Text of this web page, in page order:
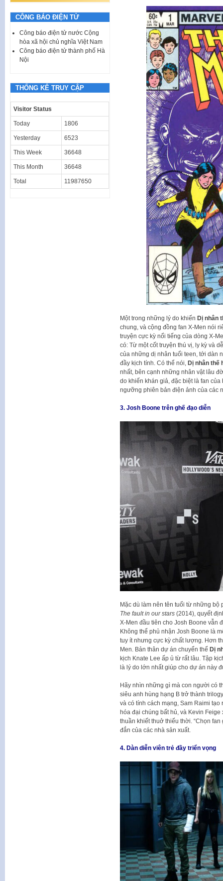
Một trong những lý do khiến Dị nhân
chung, và cộng đồng fan X-Men nói
truyện cực kỳ nổi tiếng của dòng X-
có: Từ một cốt truyện thú vị, ly kỳ và
của những dị nhân tuổi teen, tới dàn
đầy kịch tính. Có thể nói, Dị nhân thế
nhất, bên cạnh những nhân vật lâu
do khiến khán giả, đặc biệt là fan
ngưỡng phiên bản điện ảnh của các
3. Josh Boone trên ghế đạo diễn
Mặc dù làm nên tên tuổi từ những
The fault in our stars(2014), quyết
X-Men đầu tiên cho Josh Boone vẫn
Không thể phủ nhận Josh Boone là
tuy ít nhưng cực kỳ chất lượng. Hơn
Men. Bản thân dự án chuyển thể Dị
kịch Knate Lee ấp ủ từ rất lâu. Tập
là lý do lớn nhất giúp cho dự án này
Hãy nhìn những gì mà con người có
siêu anh hùng hạng B trở thành
và có tính cách mạng, Sam Raimi
hóa đại chúng bất hủ, và Kevin
thuần khiết thuở thiếu thời. “Chọn
đắn của các nhà sản xuất.
4. Dàn diễn viên trẻ đầy triển vọng
CÔNG BÁO ĐIỆN TỬ
Công báo điện tử nước Cộng
hòa xã hội chủ nghĩa Việt Nam
Công báo điện tử thành phố Hà
Nội
THỐNG KÊ TRUY CẬP
Visitor Status
Today 1806
Yesterday 6523
This Week 36648
This Month 36648
Total 11987650